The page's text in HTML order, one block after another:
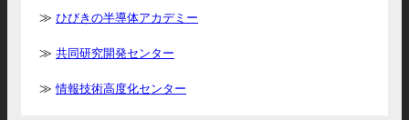
ひびきの半導体アカデミー
共同研究開発センター
情報技術高度化センター